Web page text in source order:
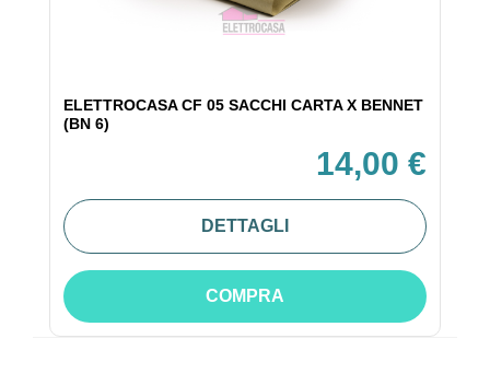
ELETTROCASA CF 05 SACCHI CARTA X BENNET
(BN 6)
14,00 €
DETTAGLI
COMPRA